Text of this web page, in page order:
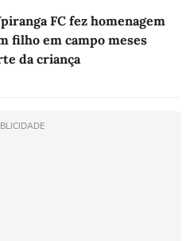
FC fez homenagem
filho em campo meses
da criança